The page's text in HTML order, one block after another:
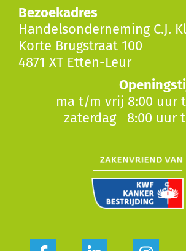
Bezoekadres
Handelsonderneming C.J.
Korte Brugstraat 100
4871 XT Etten-Leur
ma t/m vrij 8:00 uur
zaterdag 8:00 uur